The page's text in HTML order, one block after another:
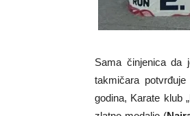
Sama činjenica da
takmičara
godina, Karate klub „